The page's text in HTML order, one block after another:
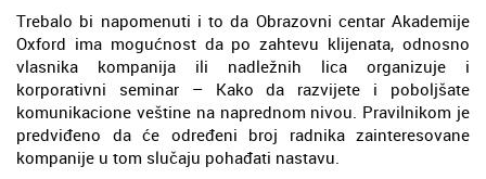
Trebalo bi napomenuti i to da Obrazovni centar Akademije
Oxford ima mogućnost da po zahtevu klijenata, odnosno
vlasnika kompanija ili nadležnih lica organizuje i
korporativni seminar – Kako da razvijete i poboljšate
komunikacione veštine na naprednom nivou. Pravilnikom je
predviđeno da će određeni broj radnika zainteresovane
kompanije u tom slučaju pohađati nastavu.